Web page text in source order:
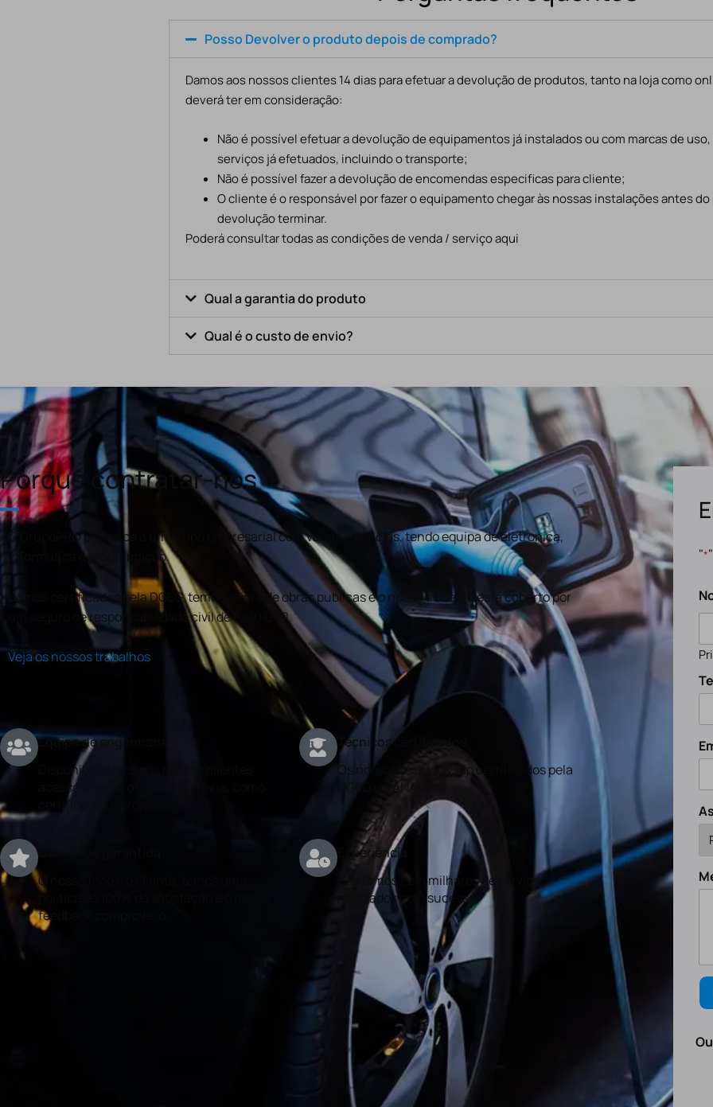
Posso Devolver o produto depois de comprado?
Damos aos nossos clientes 14 dias para efetuar a devolução de produtos, tanto na loja como
deverá ter em consideração:
Não é possível efetuar a devolução de equipamentos já instalados ou com marcas de
serviços já efetuados, incluindo o transporte;
Não é possível fazer a devolução de encomendas especificas para cliente;
O cliente é o responsável por fazer o equipamento chegar às nossas instalações antes
devolução terminar.
Poderá consultar todas as condições de venda / serviço aqui
Qual a garantia do produto
Qual é o custo de envio?
Porquê contratar-nos
O GrupoPRO pertence a um grupo empresarial com várias valências, tendo equipa de eletronica,
informática e programação.
Somos certificados pela DGEG, temos alvará de obras publicas e o nosso trabalho está coberto por
um seguro de responsabilidade civil de €100.000.
Veja os nossos trabalhos
Equipa de engenharia
Disponibilizamos aos nossos clientes
acesso a serviços de engenharia, como
certificados e projetos.
Técnicos certificados
Os nossos técnicos são certificados pela
DGEG e a ANACOM
O nosso foco é o cliente, temos uma
politica de 100% de satisfação e o nosso
feedback comprova-o.
Experiência
Contamos com milhares de serviços
realizados com sucesso.
"*